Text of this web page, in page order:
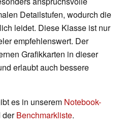
Detailstufen, wodurch die
leidet. Diese Klasse ist nur
empfehlenswert. Der
Grafikkarten in dieser
erlaubt auch bessere
es in unserem Notebook-
derBenchmarkliste.